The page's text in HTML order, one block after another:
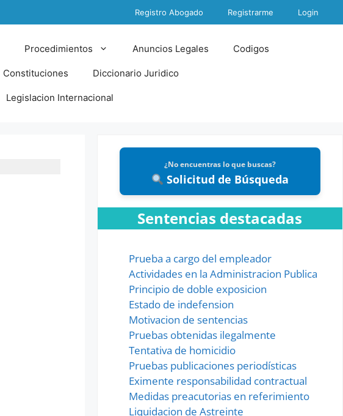
Registro Abogado Registrarme Login
Procedimientos Anuncios Legales Codigos
Constituciones Diccionario Juridico
Legislacion Internacional
¿No encuentras lo que buscas?
Solicitud de Búsqueda
Sentencias destacadas
Prueba a cargo del empleador
Actividades en la Administracion Publica
Principio de doble exposicion
Estado de indefension
Motivacion de sentencias
Pruebas obtenidas ilegalmente
Tentativa de homicidio
Pruebas publicaciones periodísticas
Eximente responsabilidad contractual
Medidas preacutorias en referimiento
Liquidacion de Astreinte